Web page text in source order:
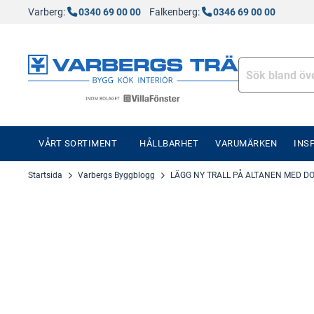
Varberg: 0340 69 00 00 Falkenberg: 0346 69 00 00
VÅRT SORTIMENT HÅLLBARHET VARUMÄRKEN
Startsida Varbergs Byggblogg